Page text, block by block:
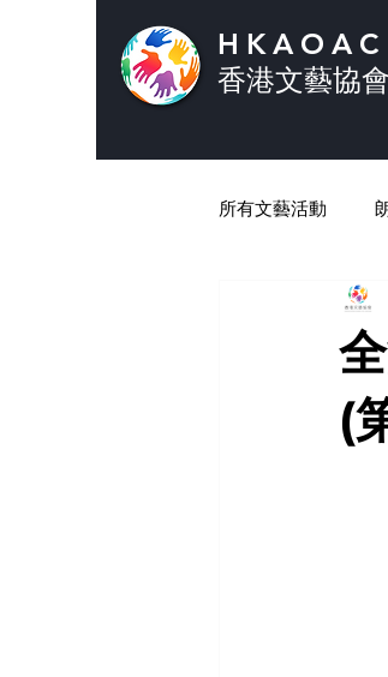
HKAOAC
香港文藝協會
所有文藝活動
(